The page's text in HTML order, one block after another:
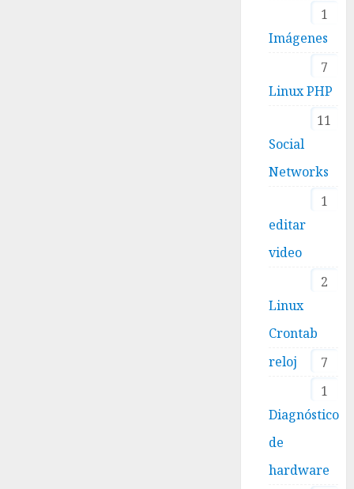
1
Imágenes
7
Linux PHP
11
Social
Networks
1
editar
video
2
Linux
Crontab
7
reloj
1
Diagnóstico
de
hardware